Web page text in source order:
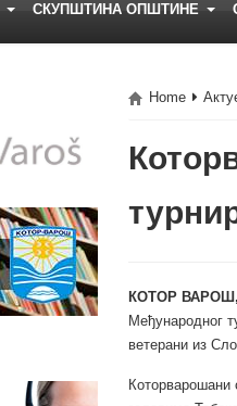
СКУПШТИНА ОПШТИНЕ
Home
КОТОР
Међународног
ветерани из
Которварошани